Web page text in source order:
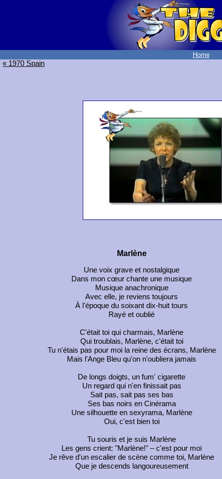
Home
« 1970 Spain
Marlène
Une voix grave et nostalgique
Dans mon cœur chante une musique
Musique anachronique
Avec elle, je reviens toujours
À l'époque du soixant dix-huit tours
Rayé et oublié
C'était toi qui charmais, Marlène
Qui troublais, Marlène, c'était toi
Tu n'étais pas pour moi la reine des écrans, Marlène
Mais l'Ange Bleu qu'on n'oubliera jamais
De longs doigts, un fum' cigarette
Un regard qui n'en finissait pas
Sait pas, sait pas ses bas
Ses bas noirs en Cinérama
Une silhouette en sexyrama, Marlène
Oui, c'est bien toi
Tu souris et je suis Marlène
Les gens crient: "Marlène!" – c'est pour moi
Je rêve d'un escalier de scène comme toi, Marlène
Que je descends langoureusement